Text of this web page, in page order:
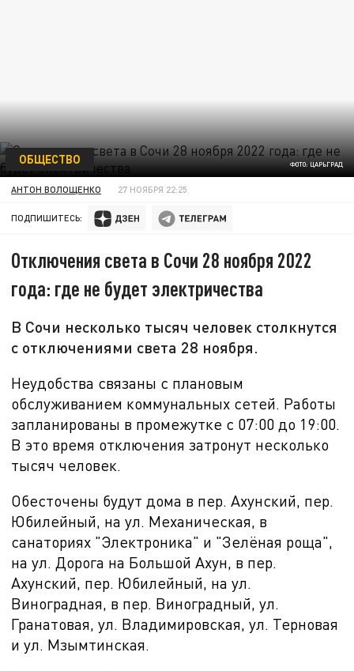
ФОТО: ЦАРЬГРАД
ОБЩЕСТВО
АНТОН ВОЛОЩЕНКО 27 НОЯБРЯ 22:25
ПОДПИШИТЕСЬ:
Отключения света в Сочи 28 ноября 2022
года: где не будет электричества
В Сочи несколько тысяч человек столкнутся
с отключениями света 28 ноября.
Неудобства связаны с плановым
обслуживанием коммунальных сетей. Работы
запланированы в промежутке с 07:00 до 19:00.
В это время отключения затронут несколько
тысяч человек.
Обесточены будут дома в пер. Ахунский, пер.
Юбилейный, на ул. Механическая, в
санаториях "Электроника" и "Зелёная роща",
на ул. Дорога на Большой Ахун, в пер.
Ахунский, пер. Юбилейный, на ул.
Виноградная, в пер. Виноградный, ул.
Гранатовая, ул. Владимировская, ул. Терновая
и ул. Мзымтинская.